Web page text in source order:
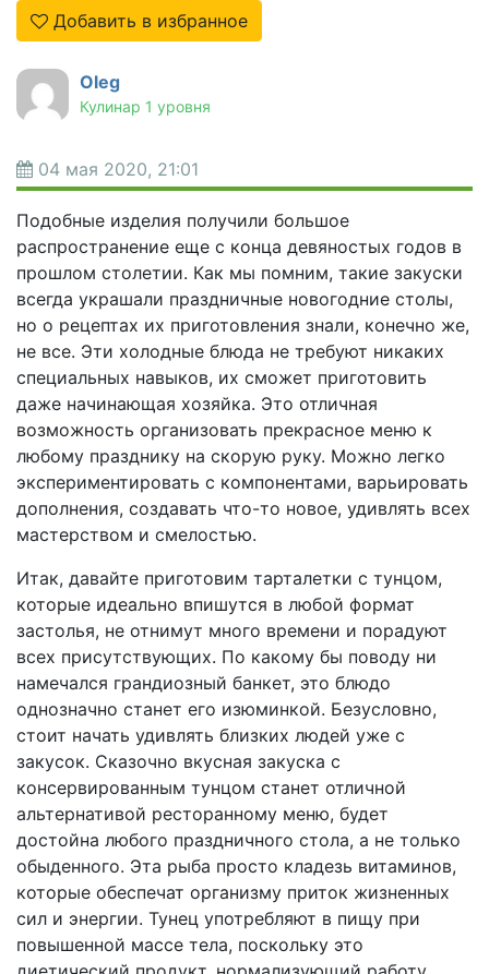
Добавить в избранное
Oleg
Кулинар 1 уровня
04 мая 2020, 21:01
Подобные изделия получили большое
распространение еще с конца девяностых годов в
прошлом столетии. Как мы помним, такие закуски
всегда украшали праздничные новогодние столы,
но о рецептах их приготовления знали, конечно же,
не все. Эти холодные блюда не требуют никаких
специальных навыков, их сможет приготовить
даже начинающая хозяйка. Это отличная
возможность организовать прекрасное меню к
любому празднику на скорую руку. Можно легко
экспериментировать с компонентами, варьировать
дополнения, создавать что-то новое, удивлять всех
мастерством и смелостью.
Итак, давайте приготовим тарталетки с тунцом,
которые идеально впишутся в любой формат
застолья, не отнимут много времени и порадуют
всех присутствующих. По какому бы поводу ни
намечался грандиозный банкет, это блюдо
однозначно станет его изюминкой. Безусловно,
стоит начать удивлять близких людей уже с
закусок. Сказочно вкусная закуска с
консервированным тунцом станет отличной
альтернативой ресторанному меню, будет
достойна любого праздничного стола, а не только
обыденного. Эта рыба просто кладезь витаминов,
которые обеспечат организму приток жизненных
сил и энергии. Тунец употребляют в пищу при
повышенной массе тела, поскольку это